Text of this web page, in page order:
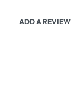
ADD A REVIEW